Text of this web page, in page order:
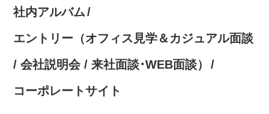
社内アルバム
エントリー（オフィス見学＆カジュアル面談
/ 会社説明会 / 来社面談･WEB面談）
コーポレートサイト